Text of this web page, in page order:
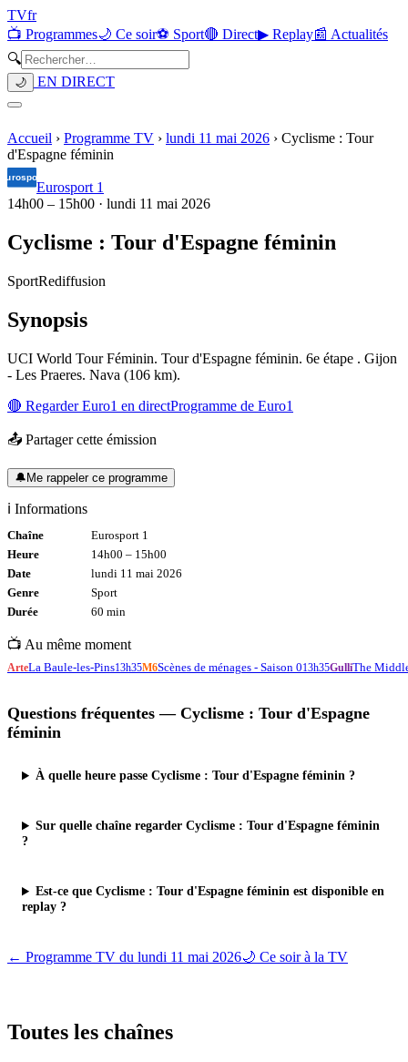
TVfr
📺 Programmes🌙 Ce soir⚽ Sport🔴 Direct▶ Replay📰 Actualités
🔍
🌙 EN DIRECT
Accueil › Programme TV › lundi 11 mai 2026 › Cyclisme : Tour
d'Espagne féminin
Eurosport 1
14h00 – 15h00 · lundi 11 mai 2026
Cyclisme : Tour d'Espagne féminin
SportRediffusion
Synopsis
UCI World Tour Féminin. Tour d'Espagne féminin. 6e étape . Gijon
- Les Praeres. Nava (106 km).
🔴 RegarderEuro1 en directProgramme de Euro1
📤 Partager cette émission
🔔Me rappeler ce programme
ℹ️ Informations
Chaîne
Eurosport 1
Heure
14h00 – 15h00
Date
lundi 11 mai 2026
Genre
Sport
Durée
60 min
📺 Au même moment
ArteLa Baule-les-Pins13h35M6Scènes de ménages - Saison 013h35GulliThe
Questions fréquentes — Cyclisme : Tour d'Espagne
féminin
À quelle heure passe Cyclisme : Tour d'Espagne féminin ?
Sur quelle chaîne regarder Cyclisme : Tour d'Espagne féminin
?
Est-ce que Cyclisme : Tour d'Espagne féminin est disponible en
replay ?
← Programme TV du lundi 11 mai 2026🌙 Ce soir à la TV
Toutes les chaînes